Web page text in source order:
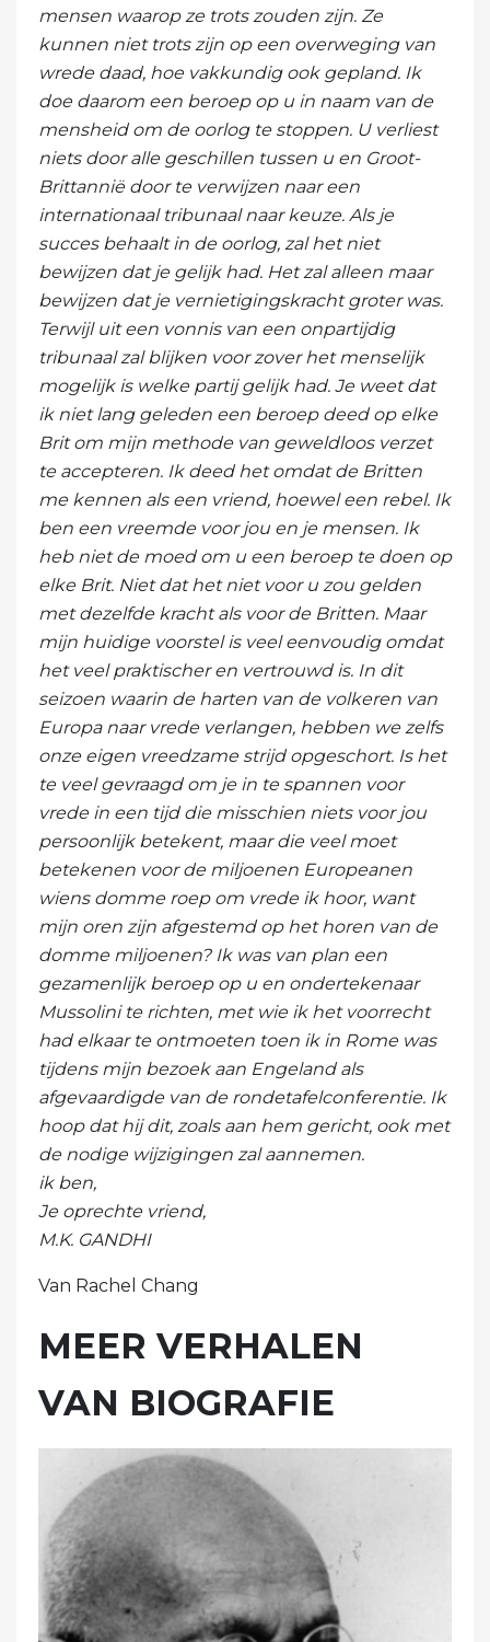
mensen waarop ze trots zouden zijn. Ze
kunnen niet trots zijn op een overweging van
wrede daad, hoe vakkundig ook gepland. Ik
doe daarom een ​​beroep op u in naam van de
mensheid om de oorlog te stoppen. U verliest
niets door alle geschillen tussen u en Groot-
Brittannië door te verwijzen naar een
internationaal tribunaal naar keuze. Als je
succes behaalt in de oorlog, zal het niet
bewijzen dat je gelijk had. Het zal alleen maar
bewijzen dat je vernietigingskracht groter was.
Terwijl uit een vonnis van een onpartijdig
tribunaal zal blijken voor zover het menselijk
mogelijk is welke partij gelijk had. Je weet dat
ik niet lang geleden een beroep deed op elke
Brit om mijn methode van geweldloos verzet
te accepteren. Ik deed het omdat de Britten
me kennen als een vriend, hoewel een rebel. Ik
ben een vreemde voor jou en je mensen. Ik
heb niet de moed om u een beroep te doen op
elke Brit. Niet dat het niet voor u zou gelden
met dezelfde kracht als voor de Britten. Maar
mijn huidige voorstel is veel eenvoudig omdat
het veel praktischer en vertrouwd is. In dit
seizoen waarin de harten van de volkeren van
Europa naar vrede verlangen, hebben we zelfs
onze eigen vreedzame strijd opgeschort. Is het
te veel gevraagd om je in te spannen voor
vrede in een tijd die misschien niets voor jou
persoonlijk betekent, maar die veel moet
betekenen voor de miljoenen Europeanen
wiens domme roep om vrede ik hoor, want
mijn oren zijn afgestemd op het horen van de
domme miljoenen? Ik was van plan een
gezamenlijk beroep op u en ondertekenaar
Mussolini te richten, met wie ik het voorrecht
had elkaar te ontmoeten toen ik in Rome was
tijdens mijn bezoek aan Engeland als
afgevaardigde van de rondetafelconferentie. Ik
hoop dat hij dit, zoals aan hem gericht, ook met
de nodige wijzigingen zal aannemen.
ik ben,
Je oprechte vriend,
M.K. GANDHI
Van Rachel Chang
MEER VERHALEN
VAN BIOGRAFIE